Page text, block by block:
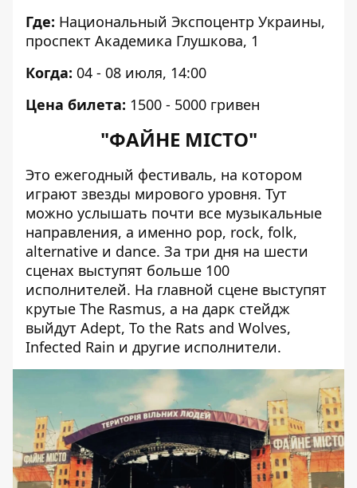
Где: Национальный Экспоцентр Украины,
проспект Академика Глушкова, 1
Когда: 04 - 08 июля, 14:00
Цена билета: 1500 - 5000 гривен
"ФАЙНЕ МІСТО"
Это ежегодный фестиваль, на котором
играют звезды мирового уровня. Тут
можно услышать почти все музыкальные
направления, а именно pop, rock, folk,
alternative и dance. За три дня на шести
сценах выступят больше 100
исполнителей. На главной сцене выступят
крутые The Rasmus, а на дарк стейдж
выйдут Adept, To the Rats and Wolves,
Infected Rain и другие исполнители.